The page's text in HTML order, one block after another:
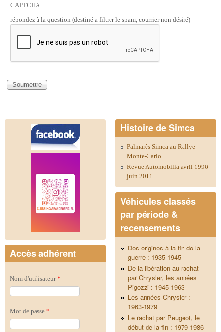
CAPTCHA
répondez à la question (destiné a filtrer le spam, courrier non désiré)
Accès adhérent
Nom d'utilisateur*
Mot de passe *
Histoire de Simca
Palmarès Simca au Rallye
Monte-Carlo
Revue Automobilia avril 1996
juin 2011
Véhicules classés
par période &
recensements
Des origines à la fin de la
guerre : 1935-1945
De la libération au rachat
par Chrysler, les années
Pigozzi : 1945-1963
Les années Chrysler :
1963-1979
Le rachat par Peugeot, le
début de la fin : 1979-1986